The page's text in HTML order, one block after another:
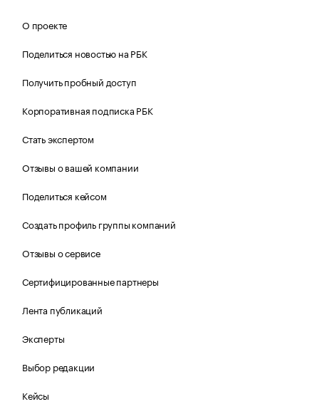
О проекте
Поделиться новостью на РБК
Получить пробный доступ
Корпоративная подписка РБК
Стать экспертом
Отзывы о вашей компании
Поделиться кейсом
Создать профиль группы компаний
Отзывы о сервисе
Сертифицированные партнеры
Лента публикаций
Эксперты
Выбор редакции
Кейсы